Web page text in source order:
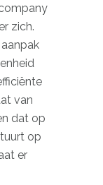
zich.
van
dat op
op
er